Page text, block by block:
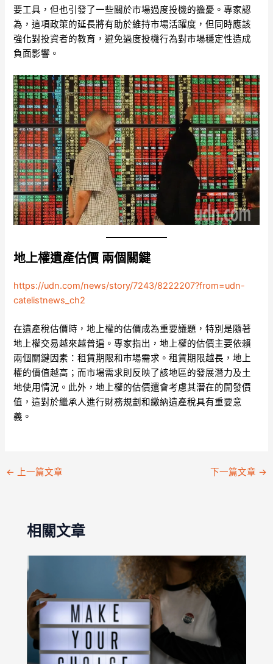
要工具，但也引發了一些關於市場過度投機的擔憂。專家認
為，這項政策的延長將有助於維持市場活躍度，但同時應該
強化對投資者的教育，避免過度投機行為對市場穩定性造成
負面影響。
地上權遺產估價 兩個關鍵
https://udn.com/news/story/7243/8222207?from=udn-
catelistnews_ch2
在遺產稅估價時，地上權的估價成為重要議題，特別是隨著
地上權交易越來越普遍。專家指出，地上權的估價主要依賴
兩個關鍵因素：租賃期限和市場需求。租賃期限越長，地上
權的價值越高；而市場需求則反映了該地區的發展潛力及土
地使用情況。此外，地上權的估價還會考慮其潛在的開發價
值，這對於繼承人進行財務規劃和繳納遺產稅具有重要意
義。
← 上一篇文章 下一篇文章 →
相關文章